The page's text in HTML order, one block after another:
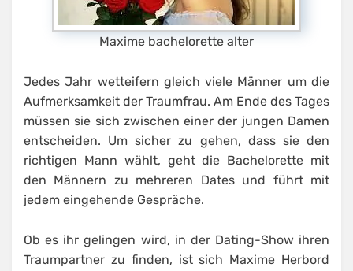
Maxime bachelorette alter
Jedes Jahr wetteifern gleich viele Männer um die
Aufmerksamkeit der Traumfrau. Am Ende des Tages
müssen sie sich zwischen einer der jungen Damen
entscheiden. Um sicher zu gehen, dass sie den
richtigen Mann wählt, geht die Bachelorette mit
den Männern zu mehreren Dates und führt mit
jedem eingehende Gespräche.
Ob es ihr gelingen wird, in der Dating-Show ihren
Traumpartner zu finden, ist sich Maxime Herbord